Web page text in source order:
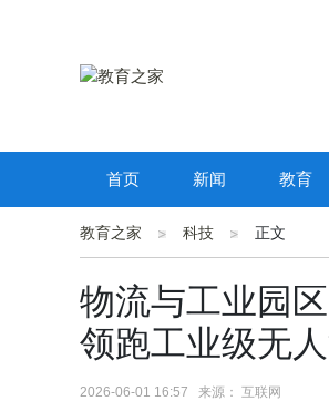
首页 新闻 教育
教育之家 科技 正文
物流与工业园
领跑工业级无
2026-06-01 16:57 来源： 互联网